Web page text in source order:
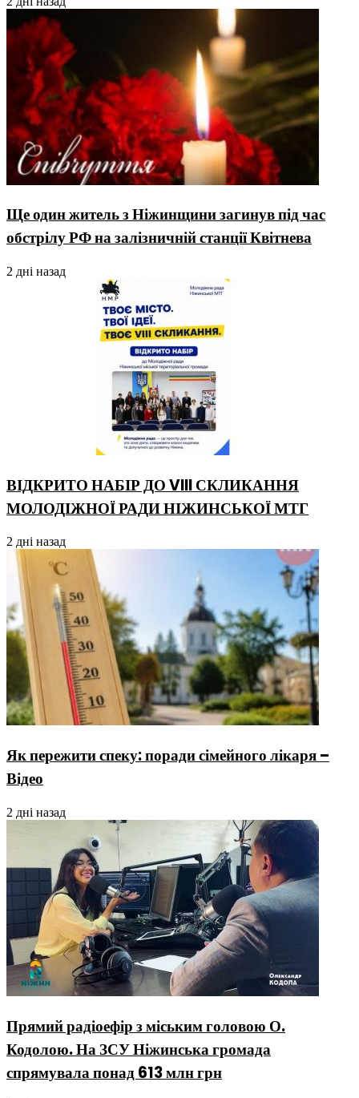
Ще один житель з Ніжинщини загинув під час
обстрілу РФ на залізничній станції Квітнева
2 дні назад
ВІДКРИТО НАБІР ДО VIII СКЛИКАННЯ
МОЛОДІЖНОЇ РАДИ НІЖИНСЬКОЇ МТГ
2 дні назад
Як пережити спеку: поради сімейного лікаря –
Відео
2 дні назад
Прямий радіоефір з міським головою О.
Кодолою. На ЗСУ Ніжинська громада
спрямувала понад 613 млн грн